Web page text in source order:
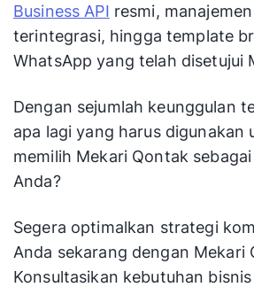
Business API resmi,
terintegrasi, hingga template
WhatsApp yang telah disetujui
Dengan sejumlah keunggulan
apa lagi yang harus digunakan
memilih Mekari Qontak
Anda?
Segera optimalkan strategi
Anda sekarang dengan Mekari
Konsultasikan kebutuhan